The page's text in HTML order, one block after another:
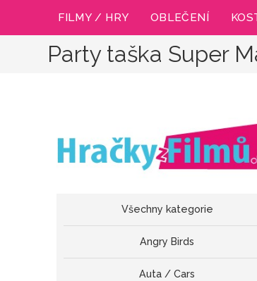
FILMY / HRY OBLEČENÍ
Party taška Super
Všechny kategorie
Angry Birds
Auta / Cars